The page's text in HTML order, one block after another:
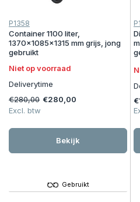
P1358
Container 1100 liter,
1370x1085x1315 mm grijs, jong
gebruikt
Niet op voorraad
Deliverytime
€280,00 €280,00
Excl. btw
Bekijk
Gebruikt